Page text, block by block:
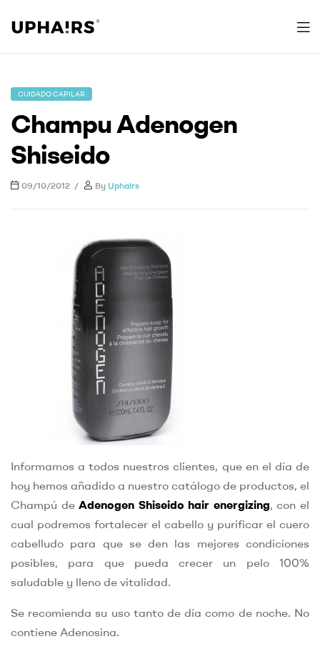
Uphairs
CUIDADO CAPILAR
Champu Adenogen
Shiseido
09/10/2012 By Uphairs
Informamos a todos nuestros clientes, que en el día de
hoy hemos añadido a nuestro catálogo de productos, el
Champú deAdenogen Shiseido hair energizing, con el
cual podremos fortalecer el cabello y purificar el cuero
cabelludo para que se den las mejores condiciones
posibles, para que pueda crecer un pelo 100%
saludable y lleno de vitalidad.
Se recomienda su uso tanto de día como de noche. No
contiene Adenosina.